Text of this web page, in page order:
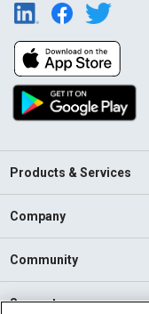
Products & Services
Company
Community
Support